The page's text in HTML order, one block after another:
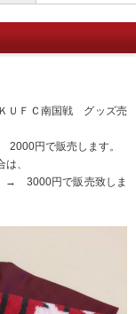
ＵＦＣ南国戦 グッズ売
円で販売します。
、
→ 3000円で販売致しま